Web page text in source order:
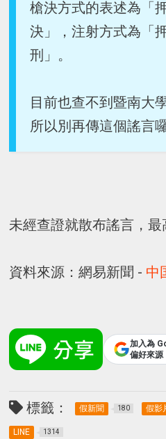
槍決方式的表述為「
決」，注射方式為「
刑」。
目前也查不到暨南大
所以別再傳這個謠言
未經查證就散布謠言，最
資料來源：網易新聞 - 中
加入為
偏好來源
標籤： 假新聞 180 假影
LINE 1314